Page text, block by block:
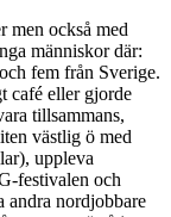
men också med
människor där:
fem från Sverige.
café eller gjorde
tillsammans,
västlig ö med
uppleva
festivalen och
andra nordjobbare